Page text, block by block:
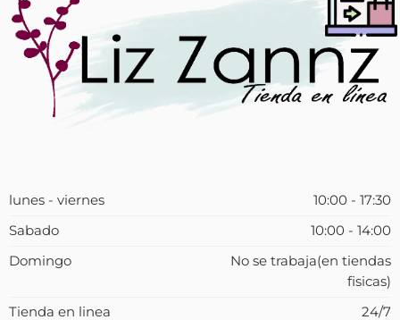
lunes - viernes
10:00 - 17:30
Sabado
10:00 - 14:00
Domingo
No se trabaja(en tiendas
fisicas)
Tienda en linea
24/7